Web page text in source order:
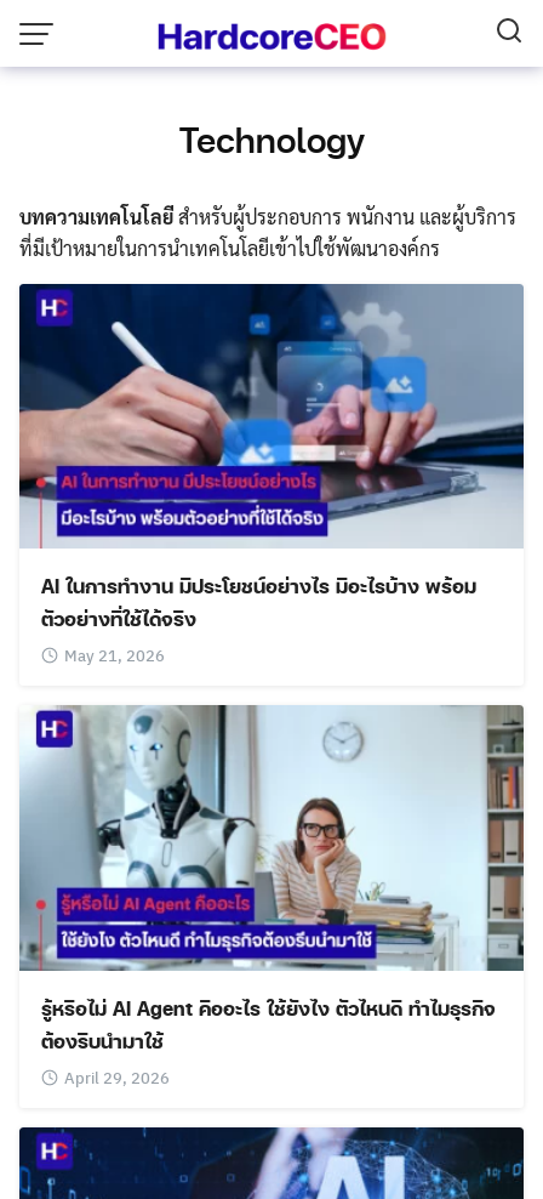
content
Technology
บทความเทคโนโลยีสำหรับผู้ประกอบการ พนักงาน และผู้บริการ
ที่มีเป้าหมายในการนำเทคโนโลยีเข้าไปใช้พัฒนาองค์กร
AI ในการทํางาน มีประโยชน์อย่างไร มีอะไรบ้าง พร้อม
ตัวอย่างที่ใช้ได้จริง
May 21, 2026
รู้หรือไม่ AI Agent คืออะไร ใช้ยังไง ตัวไหนดี ทำไมธุรกิจ
ต้องรีบนำมาใช้
April 29, 2026